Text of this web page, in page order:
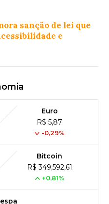
sanção de lei que
e
Euro
R$ 5,87
-0,29%
Bitcoin
R$ 349,592,61
+0,81%